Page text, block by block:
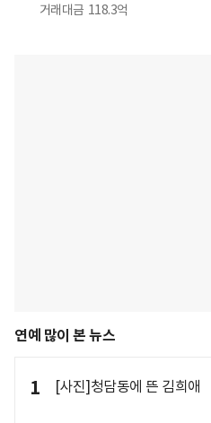
거래대금 118.3억
연예 많이 본 뉴스
1 [사진]청담동에 뜬 김희애